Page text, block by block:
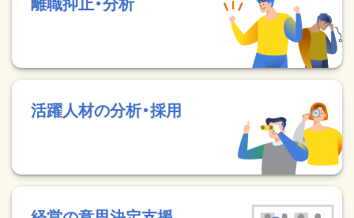
活躍人材の分析・採用